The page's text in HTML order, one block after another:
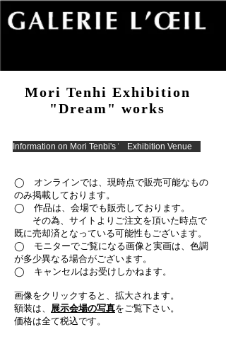
Mori Tenhi Exhibition
"Dream" works
Information on Mori Tenbi's "Dream" Exhibition
Exhibition Venue
◯ オンラインでは、現時点で販売可能なもの
のみ掲載しております。
◯ 作品は、会場でも販売しております。
その為、サイトよりご注文を頂いた時点で
既に売却済となっている可能性もございます。
◯ モニターでご覧になる画像と実画は、色調
が多少異なる場合がございます。
◯ キャンセルはお受けしかねます。
画像をクリックすると、拡大されます。
額装は、 展示会場の写真をご覧下さい。
価格は全て税込です。